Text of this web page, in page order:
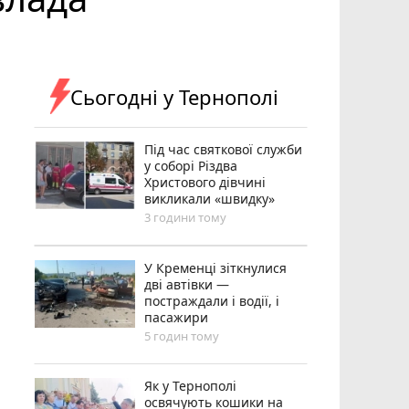
Сьогодні у Тернополі
Під час святкової служби
у соборі Різдва
Христового дівчині
викликали «швидку»
3 години тому
У Кременці зіткнулися
дві автівки —
постраждали і водії, і
пасажири
5 годин тому
Як у Тернополі
освячують кошики на